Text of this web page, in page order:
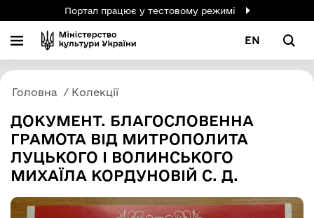
Портал працює у тестовому режимі
EN
Головна Колекції
ДОКУМЕНТ. БЛАГОСЛОВЕННА
ГРАМОТА ВІД МИТРОПОЛИТА
ЛУЦЬКОГО І ВОЛИНСЬКОГО
МИХАЇЛА КОРДУНОВІЙ С. Д.